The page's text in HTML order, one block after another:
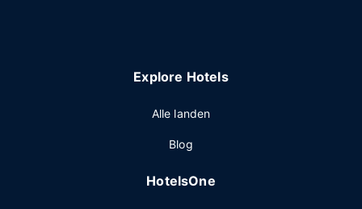
Explore Hotels
Alle landen
Blog
HotelsOne